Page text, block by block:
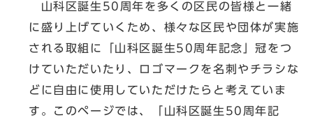
山科区誕生50周年を多くの区民の皆様と一緒
に盛り上げていくため、様々な区民や団体が実施
される取組に「山科区誕生50周年記念」冠をつ
けていただいたり、ロゴマークを名刺やチラシな
どに自由に使用していただけたらと考えていま
す。このページでは、「山科区誕生50周年記